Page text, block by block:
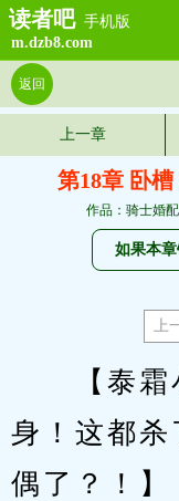
读者吧 手机版
m.dzb8.com
返回
上一章
第18章 卧
作品：骑士婚
如果本
上
【泰霜小
身！这都杀
偶了？！】